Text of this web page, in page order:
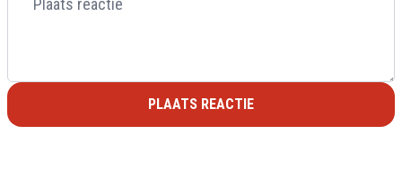
PLAATS REACTIE